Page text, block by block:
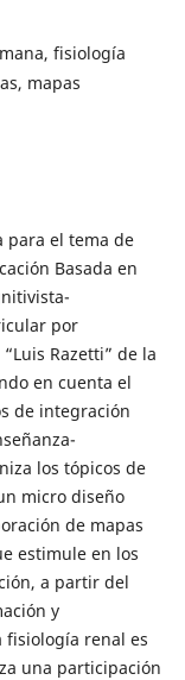
fisiología
mapas
para el tema de
Basada en
por
Razetti” de la
en cuenta el
de integración
los tópicos de
micro diseño
de mapas
estimule en los
a partir del
y
fisiología renal es
una participación